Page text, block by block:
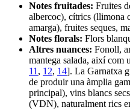
Notes fruitades: Fruites
albercoc), cítrics (llimona
amarga), fruites seques,
Notes florals: Flors
Altres nuances: Fonoll,
mantega salada, així com
11 , 12, 14]. La Garnatxa
de produir una àmplia
principal), vins blancs
(VDN), naturalment rics